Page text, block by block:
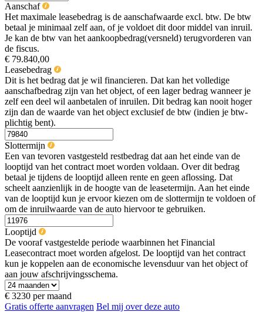
Aanschaf
Het maximale leasebedrag is de aanschafwaarde excl. btw. De btw
betaal je minimaal zelf aan, of je voldoet dit door middel van inruil.
Je kan de btw van het aankoopbedrag(versneld) terugvorderen van
de fiscus.
€ 79.840,00
Leasebedrag
Dit is het bedrag dat je wil financieren. Dat kan het volledige
aanschafbedrag zijn van het object, of een lager bedrag wanneer je
zelf een deel wil aanbetalen of inruilen. Dit bedrag kan nooit hoger
zijn dan de waarde van het object exclusief de btw (indien je btw-
plichtig bent).
Slottermijn
Een van tevoren vastgesteld restbedrag dat aan het einde van de
looptijd van het contract moet worden voldaan. Over dit bedrag
betaal je tijdens de looptijd alleen rente en geen aflossing. Dat
scheelt aanzienlijk in de hoogte van de leasetermijn. Aan het einde
van de looptijd kun je ervoor kiezen om de slottermijn te voldoen of
om de inruilwaarde van de auto hiervoor te gebruiken.
Looptijd
De vooraf vastgestelde periode waarbinnen het Financial
Leasecontract moet worden afgelost. De looptijd van het contract
kun je koppelen aan de economische levensduur van het object of
aan jouw afschrijvingsschema.
€ 3230 per maand
Gratis offerte aanvragen Bel mij over deze auto